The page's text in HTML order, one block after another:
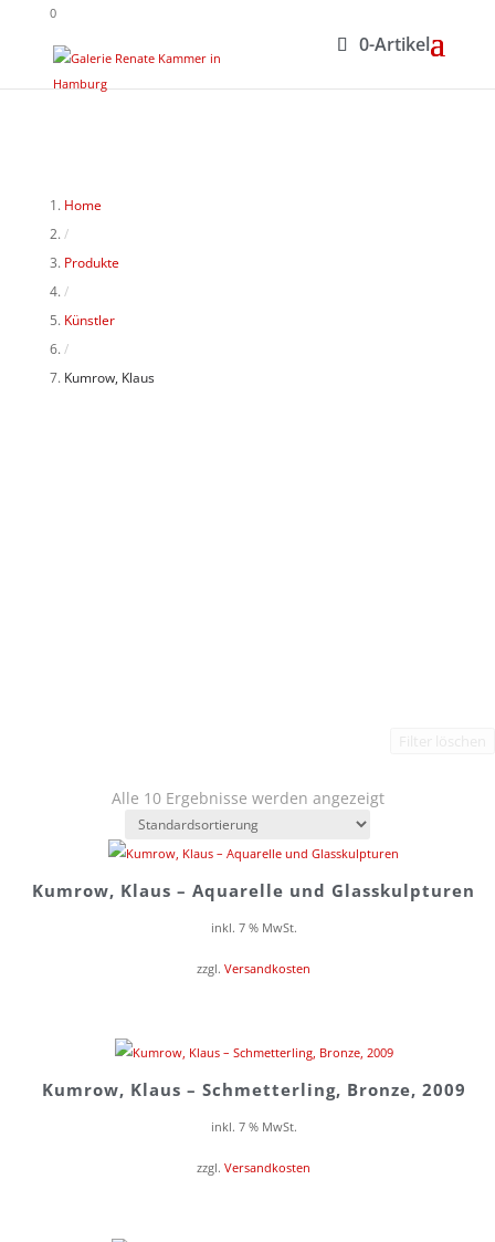
0
0-Artikel
Home
/
Produkte
/
Künstler
/
Kumrow, Klaus
Alle 10 Ergebnisse werden angezeigt
Kumrow, Klaus – Aquarelle und Glasskulpturen
inkl. 7 % MwSt.
zzgl. Versandkosten
Kumrow, Klaus – Schmetterling, Bronze, 2009
inkl. 7 % MwSt.
zzgl. Versandkosten